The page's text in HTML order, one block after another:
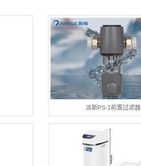
派斯PS-1前置过滤器